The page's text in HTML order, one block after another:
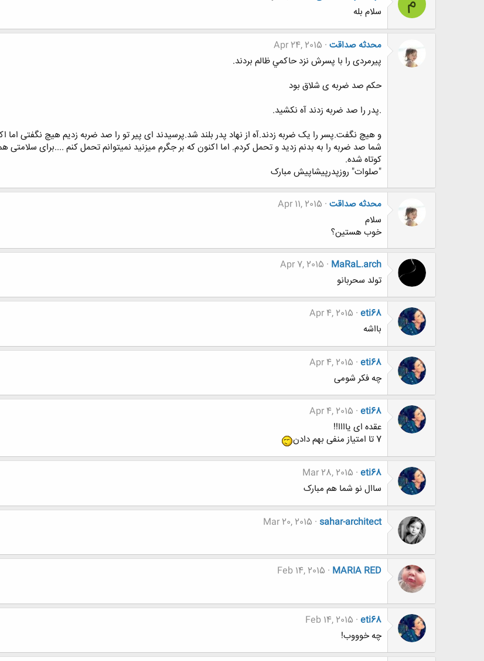
سلام بله
محدثه صداقت Apr 24, 2015
پیرمردی را با پسرش نزد حاكمي ظالم بردند.
حکم صد ضربه ی شلاق بود
.پدر را صد ضربه زدند آه نکشید.
و هیچ نگفت.پسر را یک ضربه زدند.آه از نهاد پدر بلند شد.پرسیدند ای پیر تو را صد ضربه زدیم هیچ نگفتی
شما صد ضربه را به بدنم زدید و تحمل کردم. اما اکنون که بر جگرم میزنید نمیتوانم تحمل کنم ....برای
کوتاه شده.
"صلوات" روزپدرپیشاپیش مبارک
محدثه صداقت Apr 11, 2015
سلام
خوب هستین؟
MaRaL.arch
Apr 7, 2015
تولد سحربانو
eti68
Apr 4, 2015
بااشه
eti68
Apr 4, 2015
چه فکر شومی
eti68
Apr 4, 2015
عقده ای یاااا!!
7 تا امتیاز منفی بهم دادن
eti68
Mar 28, 2015
ساال نو شما هم مبارک
sahar-architect
Mar 20, 2015
MARIA RED
Feb 14, 2015
eti68
Feb 14, 2015
چه خوووب!